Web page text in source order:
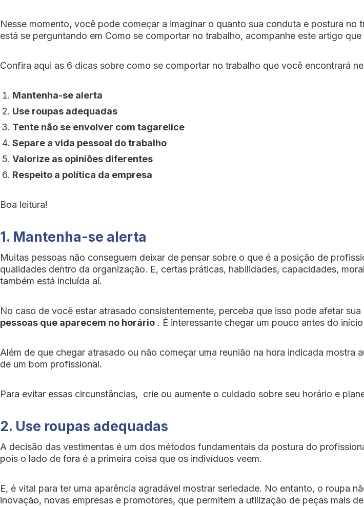
Nesse momento, você pode começar a imaginar o quanto sua conduta e postura
está se perguntando em Como se comportar no trabalho, acompanhe este artigo
Confira aqui as 6 dicas sobre como se comportar no trabalho que você encontrará
Mantenha-se alerta
Use roupas adequadas
Tente não se envolver com tagarelice
Separe a vida pessoal do trabalho
Valorize as opiniões diferentes
Respeito a política da empresa
Boa leitura!
1. Mantenha-se alerta
Muitas pessoas não conseguem deixar de pensar sobre o que é a posição de
qualidades dentro da organização. E, certas práticas, habilidades, capacidades,
também está incluída aí.
No caso de você estar atrasado consistentemente, perceba que isso pode afetar sua
pessoas que aparecem no horário . É interessante chegar um pouco antes do
Além de que chegar atrasado ou não começar uma reunião na hora indicada
de um bom profissional.
Para evitar essas circunstâncias, crie ou aumente o cuidado sobre seu horário e
2. Use roupas adequadas
A decisão das vestimentas é um dos métodos fundamentais da postura do
pois o lado de fora é a primeira coisa que os indivíduos veem.
E, é vital para ter uma aparência agradável mostrar seriedade. No entanto, o roupa
inovação, novas empresas e promotores, que permitem a utilização de peças mais